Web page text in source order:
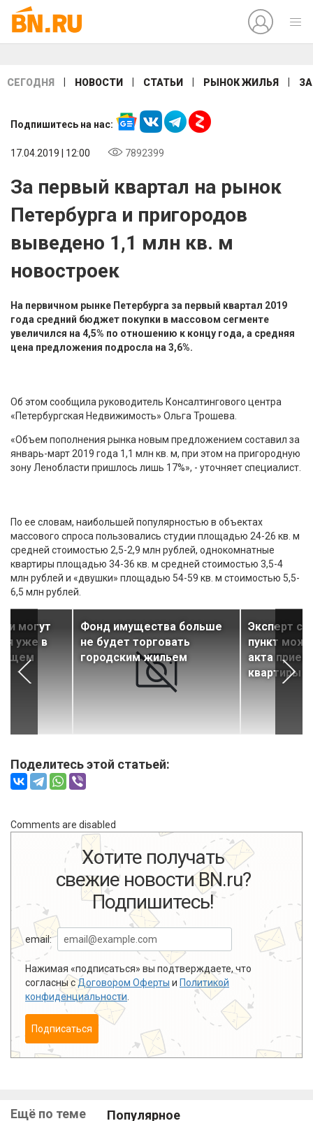
СЕГОДНЯ НОВОСТИ СТАТЬИ РЫНОК ЖИЛЬЯ
Подпишитесь на нас:
17.04.2019 | 12:00 7892399
За первый квартал на рынок
Петербурга и пригородов
выведено 1,1 млн кв. м
новостроек
На первичном рынке Петербурга за первый квартал 2019
года средний бюджет покупки в массовом сегменте
увеличился на 4,5% по отношению к концу года, а средняя
цена предложения подросла на 3,6%.
Об этом сообщила руководитель Консалтингового центра
«Петербургская Недвижимость» Ольга Трошева.
«Объем пополнения рынка новым предложением составил за
январь-март 2019 года 1,1 млн кв. м, при этом на пригородную
зону Ленобласти пришлось лишь 17%», - уточняет специалист.
По ее словам, наибольшей популярностью в объектах
массового спроса пользовались студии площадью 24-26 кв. м
средней стоимостью 2,5-2,9 млн рублей, однокомнатные
квартиры площадью 34-36 кв. м средней стоимостью 3,5-4
млн рублей и «двушки» площадью 54-59 кв. м стоимостью 5,5-
6,5 млн рублей.
могут
уже в
Фонд имущества больше
не будет торговать
городским жильем
Эксперт
пункт
акта
квартиры
Поделитесь этой статьей:
Comments are disabled
Хотите получать
свежие новости BN.ru?
Подпишитесь!
email:
Нажимая «подписаться» вы подтверждаете, что
согласны сДоговором Оферты и Политикой
конфиденциальности
Подписаться
Ещё по теме Популярное